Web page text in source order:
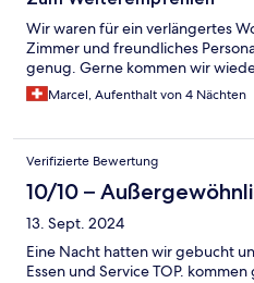
Wir waren für ein verlängertes
Zimmer und freundliches
genug. Gerne kommen wir
Marcel, Aufenthalt von 4 Nächten
Verifizierte Bewertung
10/10 –
13. Sept. 2024
Eine Nacht hatten wir gebucht
Essen und Service TOP.